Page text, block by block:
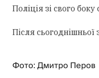
Поліція зі свого
Після
Фото: Дмитро Перов